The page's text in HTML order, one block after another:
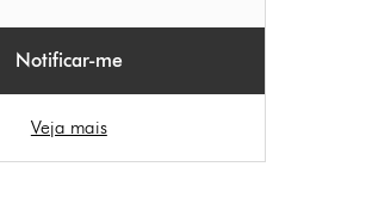
Notificar-me
Veja mais